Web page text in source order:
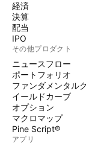
経済
決算
配当
IPO
その他プロダクト
ニュースフロー
ポートフォリオ
ファンダメンタル
イールドカーブ
オプション
マクロマップ
Pine Script®
アプリ